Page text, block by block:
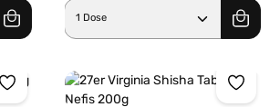
Schaltflächen um die
ein oder benutze die
den gewünschten
Produkt Anzahl: Gib